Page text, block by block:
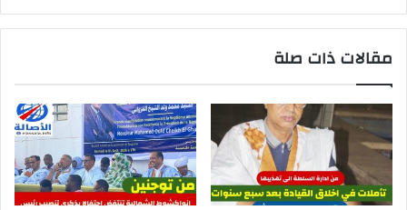
مقالات ذات صلة